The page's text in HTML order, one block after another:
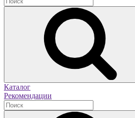
Каталог
Рекомендации